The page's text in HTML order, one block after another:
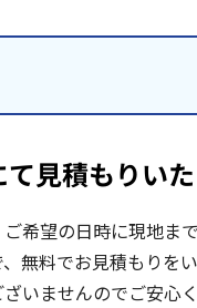
て見積もりいた
希望の日時に現地ま
無料でお見積もりを
いませんのでご安心く